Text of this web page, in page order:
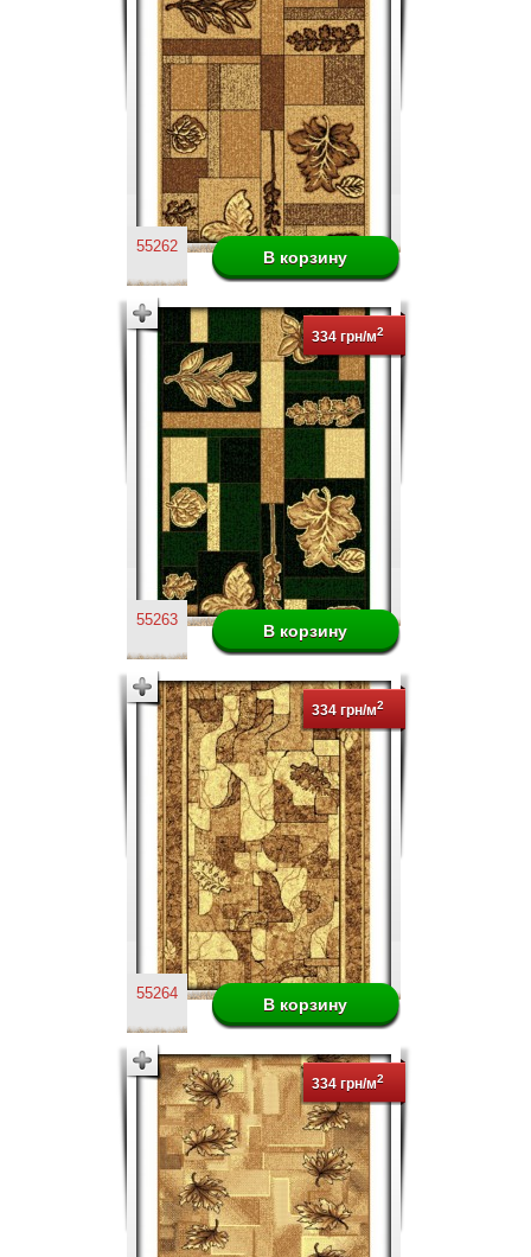
55262
334 грн/м2
55263
334 грн/м2
55264
334 грн/м2